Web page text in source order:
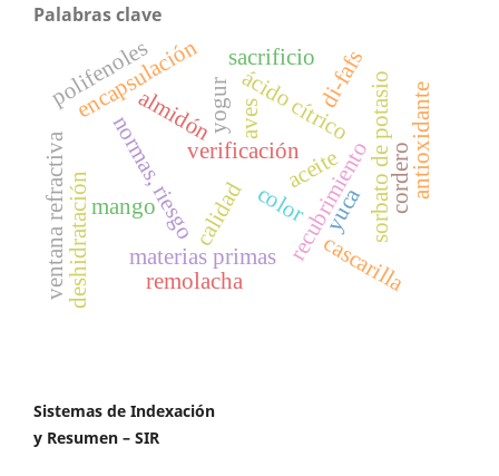
Palabras clave
calidad
materias primas
normas, riesgoverificación
ácido cítrico
almidón
mango recubrimientosorbato de potasio
color
encapsulación
remolacha
yogur
cordero
sacrificio
aceite antioxidante
cascarilla
polifenoles
deshidratación
ventana refractiva
aves
yuca
di-fafs
Sistemas de Indexación
y Resumen – SIR